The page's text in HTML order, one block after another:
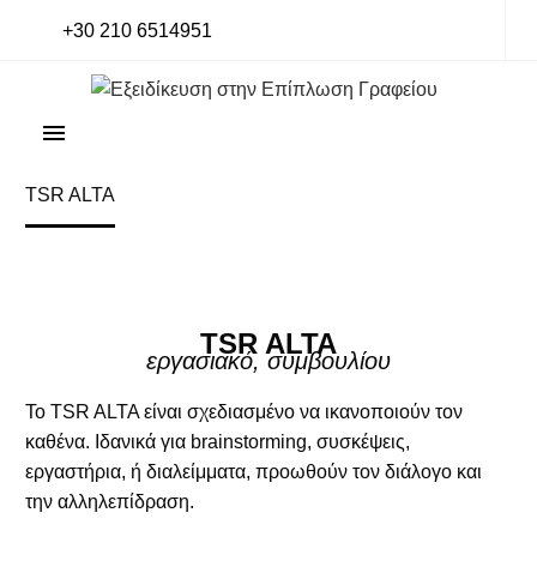
+30 210 6514951
TSR ALTA
TSR ALTA
εργασιακό, συμβουλίου
To TSR ALTA είναι σχεδιασμένο να ικανοποιούν τον
καθένα. Ιδανικά για brainstorming, συσκέψεις,
εργαστήρια, ή διαλείμματα, προωθούν τον διάλογο και
την αλληλεπίδραση.